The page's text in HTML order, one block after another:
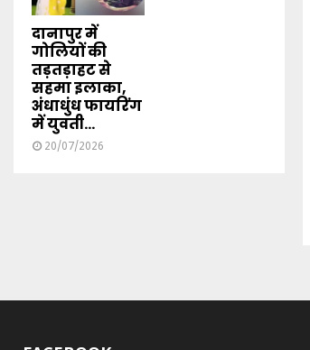
दानापुर में
गोलियों की
तड़तड़ाहट से
सहमा इलाका,
अंधाधुंध फायरिंग
में युवती...
20/07/2026